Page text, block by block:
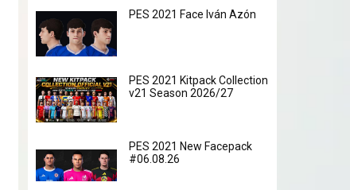
PES 2021 Face Iván Azón
PES 2021 Kitpack Collection
v21 Season 2026/27
PES 2021 New Facepack
#06.08.26